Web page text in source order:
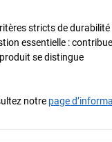
stricts de durabilité
essentielle :
se distingue
notre page